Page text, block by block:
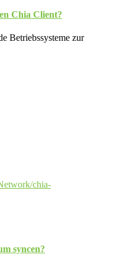
Chia Client?
Betriebssysteme zur
chia-
syncen?